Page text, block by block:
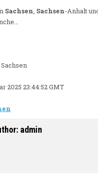
Sachsen, Sachsen-Anhalt
2025 23:44:52 GMT
admin